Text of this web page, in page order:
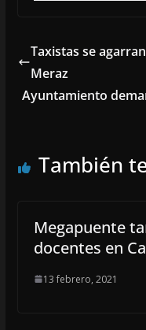
Taxistas se
Meraz
Ayuntamiento
También
Megapuente
docentes en
13 febrero, 2021